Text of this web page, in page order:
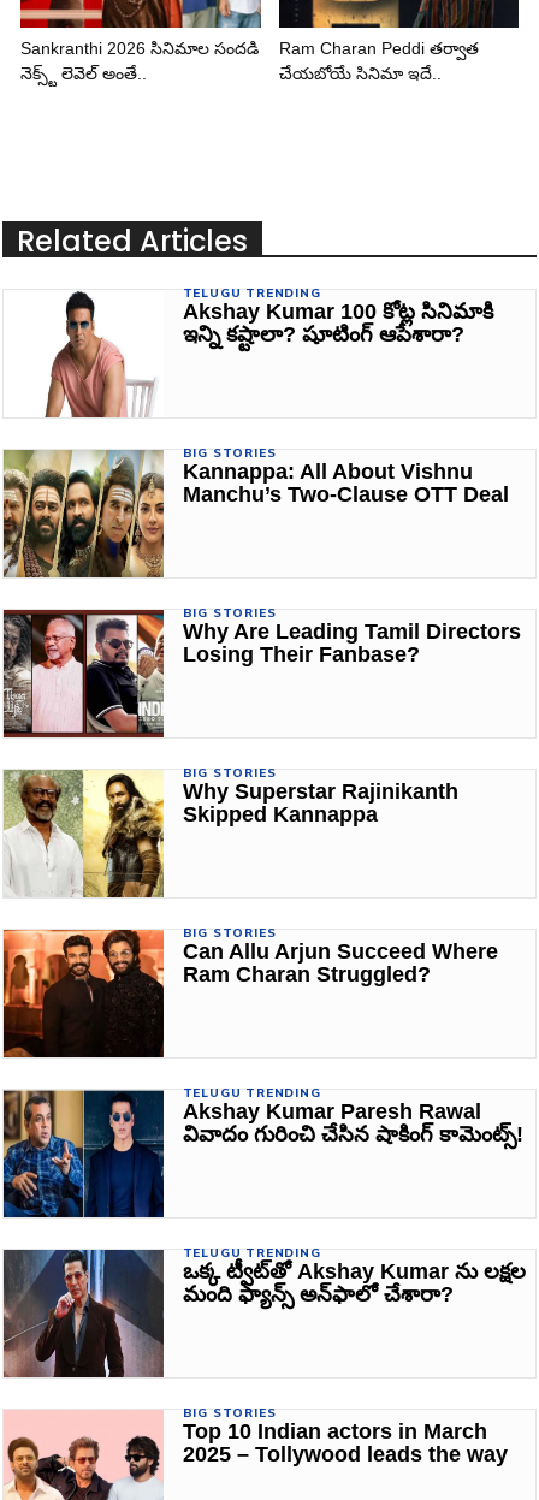
Sankranthi 2026 సినిమాల సందడి
నెక్స్ట్ లెవెల్ అంతే..
Ram Charan Peddi తర్వాత
చేయబోయే సినిమా ఇదే..
Related Articles
TELUGU TRENDING
Akshay Kumar 100 కోట్ల సినిమాకి
ఇన్ని కష్టాలా? షూటింగ్ ఆపేశారా?
BIG STORIES
Kannappa: All About Vishnu
Manchu’s Two-Clause OTT Deal
BIG STORIES
Why Are Leading Tamil Directors
Losing Their Fanbase?
BIG STORIES
Why Superstar Rajinikanth
Skipped Kannappa
BIG STORIES
Can Allu Arjun Succeed Where
Ram Charan Struggled?
TELUGU TRENDING
Akshay Kumar Paresh Rawal
వివాదం గురించి చేసిన షాకింగ్ కామెంట్స్!
TELUGU TRENDING
ఒక్క ట్వీట్‌తో Akshay Kumar ను లక్షల
మంది ఫ్యాన్స్ అన్‌ఫాలో చేశారా?
BIG STORIES
Top 10 Indian actors in March
2025 – Tollywood leads the way